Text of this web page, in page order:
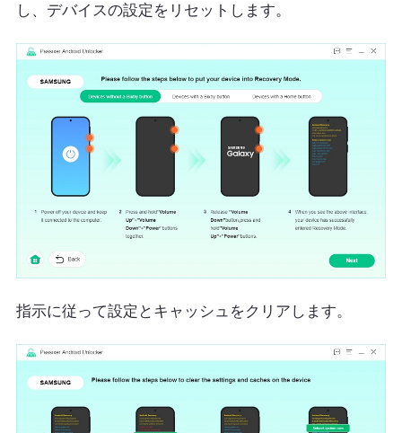
し、デバイスの設定をリセットします。
指示に従って設定とキャッシュをクリアします。